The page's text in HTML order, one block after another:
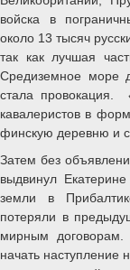
войска в
около 13 тысяч
так как лучшая
Средиземное море
стала провокация.
кавалеристов в
финскую деревню и
Затем без
выдвинул
земли в
потеряли в
мирным договорам.
начать наступление